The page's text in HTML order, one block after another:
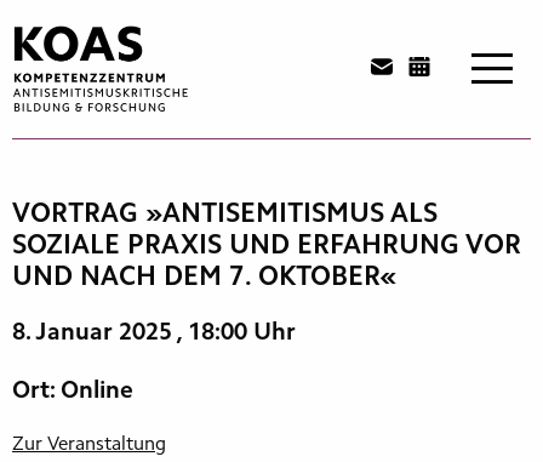
Inhalt
springen
VORTRAG »ANTISEMITISMUS ALS
SOZIALE PRAXIS UND ERFAHRUNG VOR
UND NACH DEM 7. OKTOBER«
8. Januar 2025 , 18:00 Uhr
Ort: Online
Zur Veranstaltung